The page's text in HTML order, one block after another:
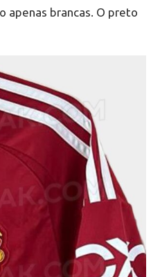
apenas brancas. O preto